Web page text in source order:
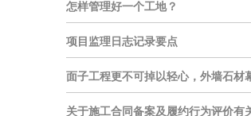
怎样管理好一个工地？
项目监理日志记录要点
面子工程更不可掉以轻心，外墙石材
关于施工合同备案及履约行为评价有